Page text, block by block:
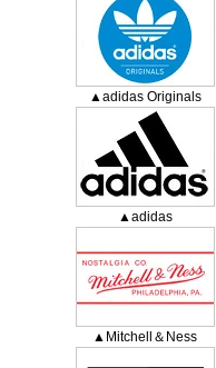
▲adidas Originals
▲adidas
▲Mitchell＆Ness